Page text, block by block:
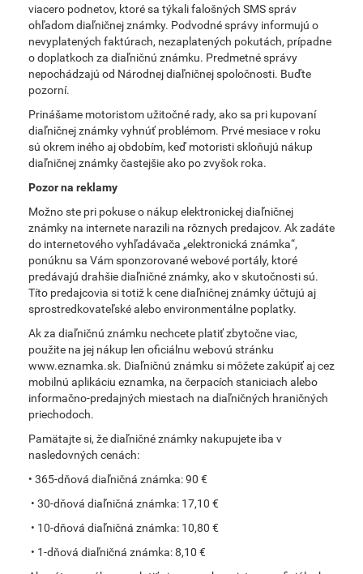
viacero podnetov, ktoré sa týkali falošných SMS správ
ohľadom diaľničnej známky. Podvodné správy informujú o
nevyplatených faktúrach, nezaplatených pokutách, prípadne
o doplatkoch za diaľničnú známku. Predmetné správy
nepochádzajú od Národnej diaľničnej spoločnosti. Buďte
pozorní.
Prinášame motoristom užitočné rady, ako sa pri kupovaní
diaľničnej známky vyhnúť problémom. Prvé mesiace v roku
sú okrem iného aj obdobím, keď motoristi skloňujú nákup
diaľničnej známky častejšie ako po zvyšok roka.
Pozor na reklamy
Možno ste pri pokuse o nákup elektronickej diaľničnej
známky na internete narazili na rôznych predajcov. Ak zadáte
do internetového vyhľadávača „elektronická známka“,
ponúknu sa Vám sponzorované webové portály, ktoré
predávajú drahšie diaľničné známky, ako v skutočnosti sú.
Títo predajcovia si totiž k cene diaľničnej známky účtujú aj
sprostredkovateľské alebo environmentálne poplatky.
Ak za diaľničnú známku nechcete platiť zbytočne viac,
použite na jej nákup len oficiálnu webovú stránku
www.eznamka.sk. Diaľničnú známku si môžete zakúpiť aj cez
mobilnú aplikáciu eznamka, na čerpacích staniciach alebo
informačno-predajných miestach na diaľničných hraničných
priechodoch.
Pamätajte si, že diaľničné známky nakupujete iba v
nasledovných cenách:
• 365-dňová diaľničná známka: 90 €
• 30-dňová diaľničná známka: 17,10 €
• 10-dňová diaľničná známka: 10,80 €
• 1-dňová diaľničná známka: 8,10 €